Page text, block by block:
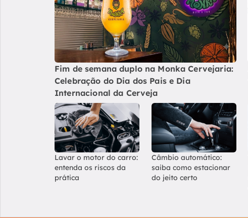
Fim de semana duplo na Monka Cervejaria:
Celebração do Dia dos Pais e Dia
Internacional da Cerveja
Lavar o motor do carro:
entenda os riscos da
prática
Câmbio automático:
saiba como estacionar
do jeito certo